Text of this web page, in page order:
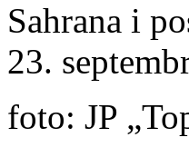
Sahrana i
23.
foto: JP